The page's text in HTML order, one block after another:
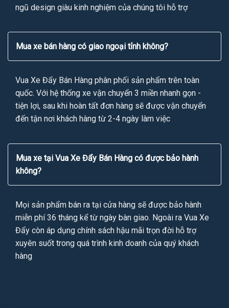
ngũ design giàu kinh nghiệm của chúng tôi hỗ trợ
Mua xe bán hàng có giao ngoại tỉnh không?
Vua Xe Đẩy Bán Hàng phân phối sản phẩm trên toàn
quốc. Với hệ thống xe vận chuyển 3 miền nhanh gọn -
tiện lợi, sau khi hoàn tất đơn hàng sẽ được vận chuyển
đến tận nơi khách hàng từ 2-4 ngày làm việc
Mua xe tại Vua Xe Đẩy Bán Hàng có được bảo hành
không?
Mọi sản phẩm bán ra tại cửa hàng sẽ được bảo hành
miễn phí 36 tháng kể từ ngày bàn giao. Ngoài ra Vua Xe
Đẩy còn áp dụng chính sách hậu mãi trọn đời hỗ trợ
xuyên suốt trong quá trình kinh doanh của quý khách
hàng